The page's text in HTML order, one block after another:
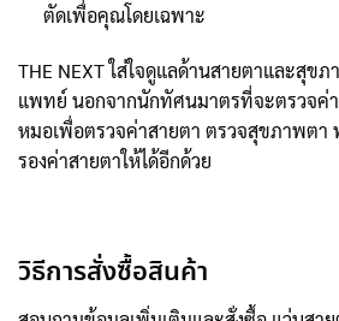
ตัดเพื่อคุณโดยเฉพาะ
THE NEXT ใส่ใจดูแลด้านสายตาและสุข
แพทย์ นอกจากนักทัศนมาตรที่จะตรวจค่
หมอเพื่อตรวจค่าสายตา ตรวจสุขภาพตา
รองค่าสายตาให้ได้อีกด้วย
วิธีการสั่งซื้อสินค้า